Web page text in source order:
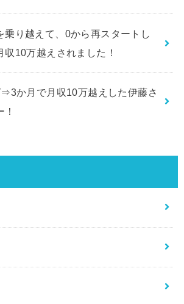
乗り越えて、0から再スタートし
収10万越えされました！
か月で月収10万越えした伊藤さ